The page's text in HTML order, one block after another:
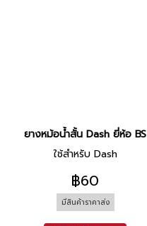
ยางหม้อน้ำสั้น Dash ยี่ห้อ BS
ใช้สำหรับ Dash
฿60
มีสินค้าราคาส่ง